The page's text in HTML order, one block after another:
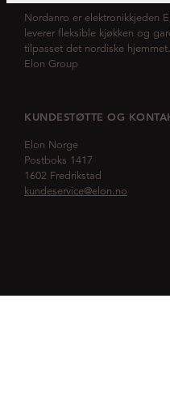
Nordanro er elektronikkjeden
leverer fleksible kjøkken og
tilpasset det nordiske
Elon Group
KUNDESTØTTE OG
Elon Norge
Postboks 1417
1602 Fredrikstad
kundeservice@elon.no